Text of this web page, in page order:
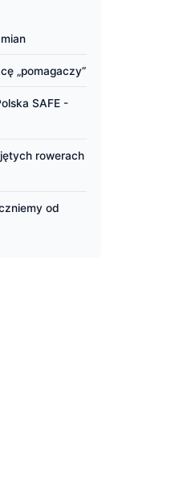
„pomagaczy”
SAFE -
rowerach
od